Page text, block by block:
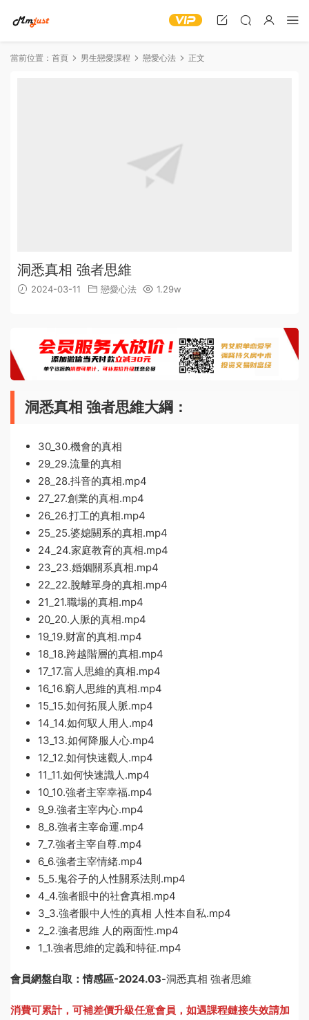
當前位置： 首頁 男生戀愛課程 戀愛心法 正文
洞悉真相 強者思維
2024-03-11 戀愛心法 1.29w
洞悉真相 強者思維大綱：
30_30.機會的真相
29_29.流量的真相
28_28.抖音的真相.mp4
27_27.創業的真相.mp4
26_26.打工的真相.mp4
25_25.婆媳關系的真相.mp4
24_24.家庭教育的真相.mp4
23_23.婚姻關系真相.mp4
22_22.脫離單身的真相.mp4
21_21.職場的真相.mp4
20_20.人脈的真相.mp4
19_19.财富的真相.mp4
18_18.跨越階層的真相.mp4
17_17.富人思維的真相.mp4
16_16.窮人思維的真相.mp4
15_15.如何拓展人脈.mp4
14_14.如何馭人用人.mp4
13_13.如何降服人心.mp4
12_12.如何快速觀人.mp4
11_11.如何快速識人.mp4
10_10.強者主宰幸福.mp4
9_9.強者主宰内心.mp4
8_8.強者主宰命運.mp4
7_7.強者主宰自尊.mp4
6_6.強者主宰情緒.mp4
5_5.鬼谷子的人性關系法則.mp4
4_4.強者眼中的社會真相.mp4
3_3.強者眼中人性的真相 人性本自私.mp4
2_2.強者思維 人的兩面性.mp4
1_1.強者思維的定義和特征.mp4
會員網盤自取：情感區-2024.03-洞悉真相 強者思維
消費可累計，可補差價升級任意會員， 如遇課程鏈接失效請加